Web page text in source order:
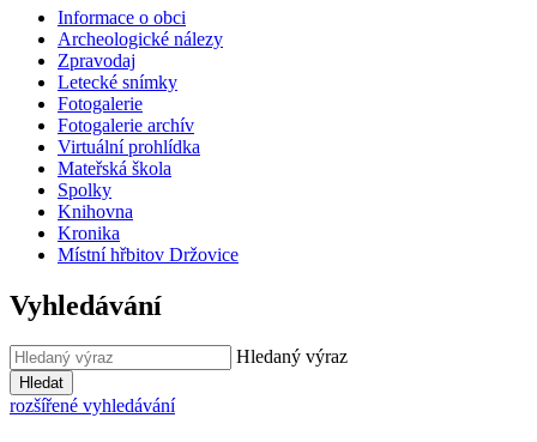
Informace o obci
Archeologické nálezy
Zpravodaj
Letecké snímky
Fotogalerie
Fotogalerie archív
Virtuální prohlídka
Mateřská škola
Spolky
Knihovna
Kronika
Místní hřbitov Držovice
Vyhledávání
Hledaný výraz
Hledat
rozšířené vyhledávání